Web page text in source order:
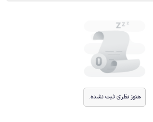
هنوز نظری ثبت نشده.